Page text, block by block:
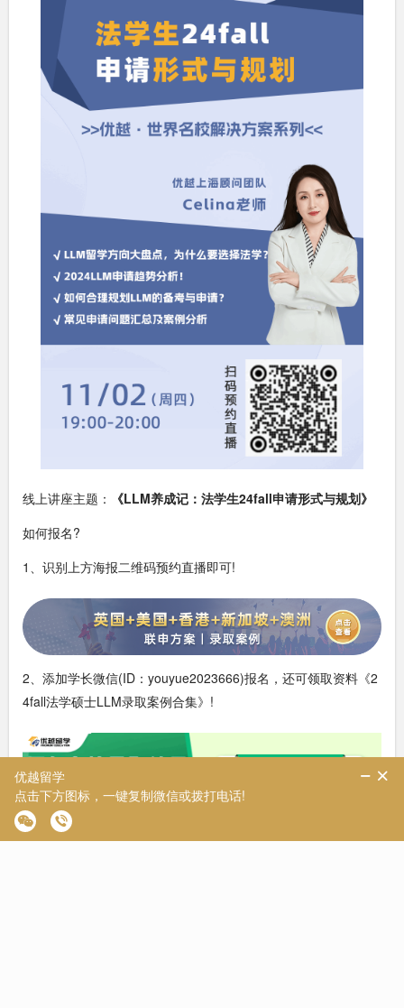
线上讲座主题：
《LLM养成记：法学生24fall申请形式与规划》
如何报名?
1、识别上方海报二维码预约直播即可!
2、添加学长微信(ID：youyue2023666)报名，还可领取资料《2
4fall法学硕士LLM录取案例合集》!